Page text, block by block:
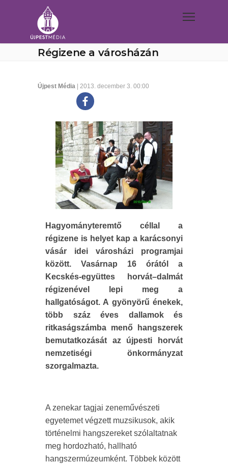
Régizene a városházán
Újpest Média | 2013. december 3. 00:00
Hagyományteremtő céllal a
régizene is helyet kap a karácsonyi
vásár idei városházi programjai
között. Vasárnap 16 órától a
Kecskés-együttes horvát–dalmát
régizenével lepi meg a
hallgatóságot. A gyönyörű énekek,
több száz éves dallamok és
ritkaságszámba menő hangszerek
bemutatkozását az újpesti horvát
nemzetiségi önkormányzat
szorgalmazta.
A zenekar tagjai zeneművészeti
egyetemet végzett muzsikusok, akik
történelmi hangszereket szólaltatnak
meg hordozható, hallható
hangszermúzeumként. Többek között